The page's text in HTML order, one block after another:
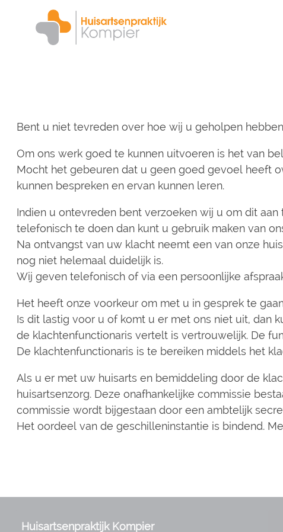
Overslaan
Bent u niet tevreden over hoe wij u geholpen
Om ons werk goed te kunnen uitvoeren is het van
Mocht het gebeuren dat u geen goed gevoel heeft
kunnen bespreken en ervan kunnen leren.
Indien u ontevreden bent verzoeken wij u om dit
telefonisch te doen dan kunt u gebruik maken van
Na ontvangst van uw klacht neemt een van onze
nog niet helemaal duidelijk is.
Wij geven telefonisch of via een persoonlijke
Het heeft onze voorkeur om met u in gesprek te
Is dit lastig voor u of komt u er met ons niet uit, dan
de klachtenfunctionaris vertelt is vertrouwelijk. De
De klachtenfunctionaris is te bereiken middels het
Als u er met uw huisarts en bemiddeling door de
huisartsenzorg. Deze onafhankelijke commissie
commissie wordt bijgestaan door een ambtelijk
Het oordeel van de geschilleninstantie is bindend.
Huisartsenpraktijk Kompier